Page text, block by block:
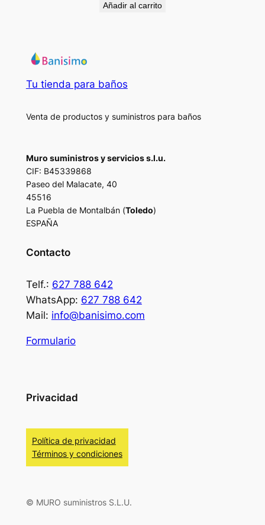
Añadir al carrito
Tu tienda para baños
Venta de productos y suministros para baños
Muro suministros y servicios s.l.u.
CIF: B45339868
Paseo del Malacate, 40
45516
La Puebla de Montalbán (Toledo)
ESPAÑA
Contacto
Telf.: 627 788 642
WhatsApp: 627 788 642
Mail: info@banisimo.com
Formulario
Privacidad
Política de privacidad
Términos y condiciones
© MURO suministros S.L.U.